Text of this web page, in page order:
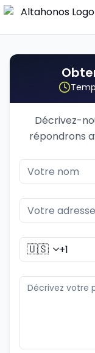
Décrivez-
répondrons
🇺🇸